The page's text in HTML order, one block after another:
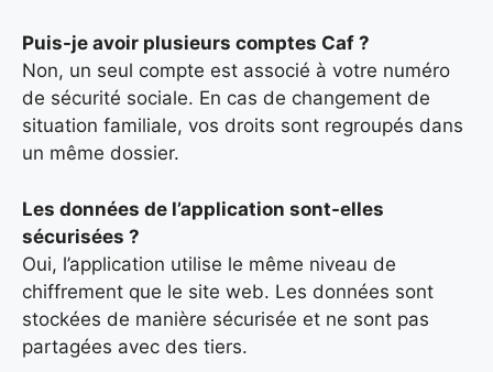
Puis-je avoir plusieurs comptes Caf ?
Non, un seul compte est associé à votre numéro
de sécurité sociale. En cas de changement de
situation familiale, vos droits sont regroupés dans
un même dossier.
Les données de l’application sont-elles
sécurisées ?
Oui, l’application utilise le même niveau de
chiffrement que le site web. Les données sont
stockées de manière sécurisée et ne sont pas
partagées avec des tiers.